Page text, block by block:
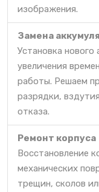
изображения.
Замена
Установка нового
увеличения
работы. Решаем
разрядки,
отказа.
Ремонт корпуса
Восстановление
механических
трещин, сколов